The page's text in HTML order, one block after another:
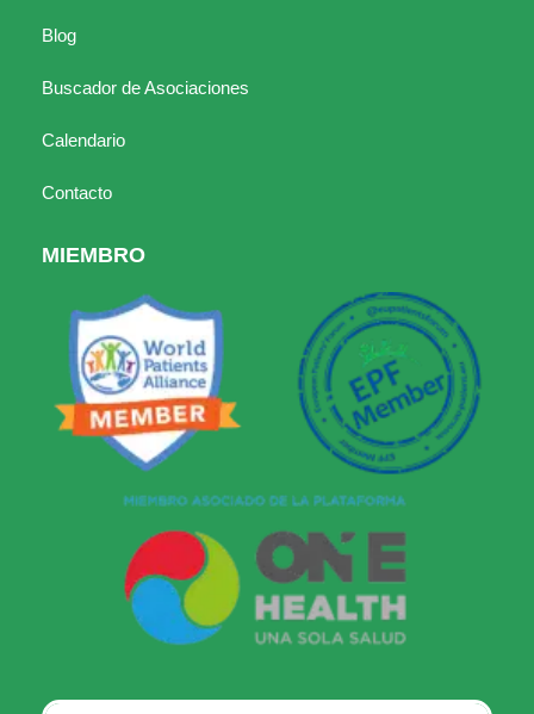
Blog
Buscador de Asociaciones
Calendario
Contacto
MIEMBRO